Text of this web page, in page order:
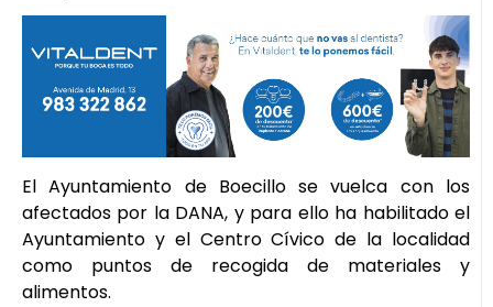
El Ayuntamiento de Boecillo se vuelca con los
afectados por la DANA, y para ello ha habilitado el
Ayuntamiento y el Centro Cívico de la localidad
como puntos de recogida de materiales y
alimentos.